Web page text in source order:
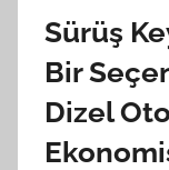
Sürüş
Bir
Dizel